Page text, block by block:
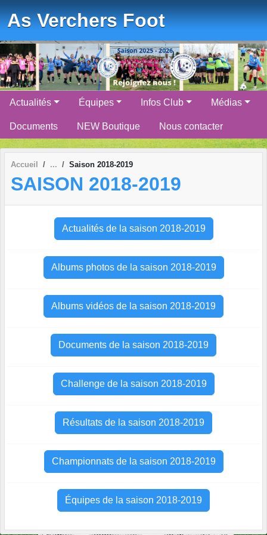
As Verchers Foot
Actualités Équipes Infos Club Médias
Documents NEW Boutique Nous contacter
Accueil Saison 2018-2019
SAISON 2018-2019
Actualités de la saison 2018-2019
Albums photos de la saison 2018-2019
Albums vidéos de la saison 2018-2019
Documents de la saison 2018-2019
Challenge de la saison 2018-2019
Résultats de la saison 2018-2019
Championnats de la saison 2018-2019
Équipes de la saison 2018-2019